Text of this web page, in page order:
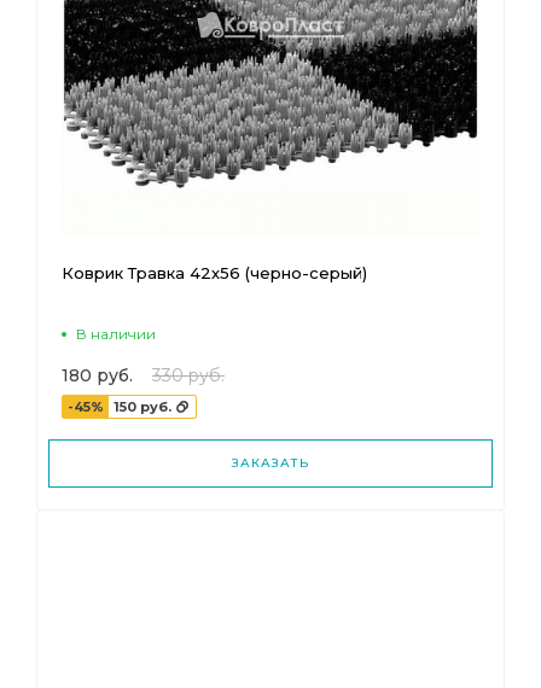
Коврик Травка 42х56 (черно-серый)
В наличии
180 руб. 330 руб.
-45% 150 руб.
ЗАКАЗАТЬ